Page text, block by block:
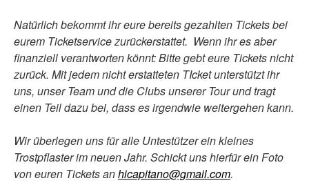
Natürlich bekommt ihr eure bereits gezahlten Tickets bei
eurem Ticketservice zurückerstattet. Wenn ihr es aber
finanziell verantworten könnt: Bitte gebt eure Tickets nicht
zurück. Mit jedem nicht erstatteten TIcket unterstützt ihr
uns, unser Team und die Clubs unserer Tour und tragt
einen Teil dazu bei, dass es irgendwie weitergehen kann.
Wir überlegen uns für alle Untestützer ein kleines
Trostpflaster im neuen Jahr. Schickt uns hierfür ein Foto
von euren Tickets anhicapitano@gmail.com.